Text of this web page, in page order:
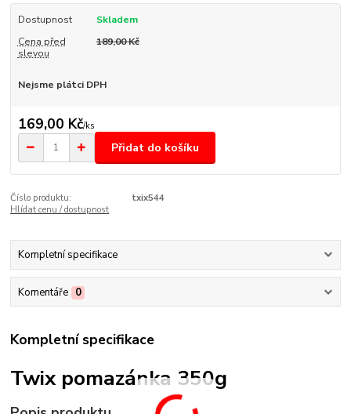
Dostupnost
Skladem
Cena před
slevou
189,00 Kč
Nejsme plátci DPH
169,00 Kč/ks
Přidat do košíku
Číslo produktu:
txix544
Hlídat cenu / dostupnost
Kompletní specifikace
Komentáře 0
Kompletní specifikace
Twix pomazánka 350g